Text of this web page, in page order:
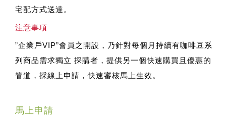
宅配方式送達。
注意事項
”企業戶VIP”會員之開設，乃針對每個月持續有咖啡豆系
列商品需求獨立 採購者，提供另一個快速購買且優惠的
管道，採線上申請，快速審核馬上生效。
馬上申請